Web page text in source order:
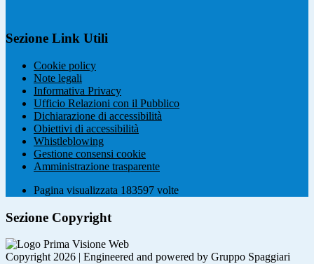
Sezione Link Utili
Cookie policy
Note legali
Informativa Privacy
Ufficio Relazioni con il Pubblico
Dichiarazione di accessibilità
Obiettivi di accessibilità
Whistleblowing
Gestione consensi cookie
Amministrazione trasparente
Pagina visualizzata 183597 volte
Sezione Copyright
Copyright 2026 | Engineered and powered by Gruppo Spaggiari